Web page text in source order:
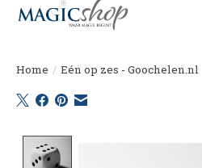
Home / Eén op zes - Goochelen.nl
Product image